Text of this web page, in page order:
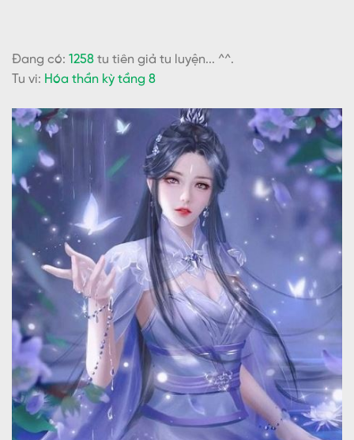
Đang có: 1258 tu tiên giả tu luyện... ^^.
Tu vi: Hóa thần kỳ tầng 8